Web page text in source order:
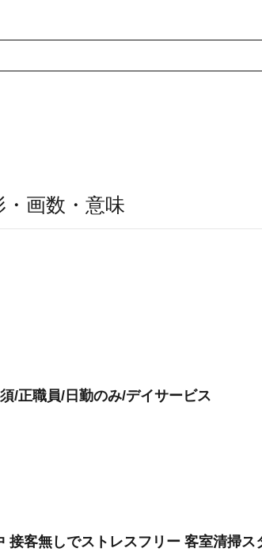
・画数・意味
/正職員/日勤のみ/デイサービス
客無しでストレスフリー 客室清掃ス